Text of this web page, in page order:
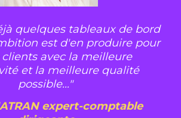
quelques tableaux de bord
est d'en produire pour
clients avec la meilleure
et la meilleure qualité
possible..."
expert-comptable